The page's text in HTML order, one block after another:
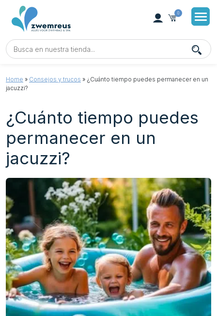
0
Home » Consejos y trucos » ¿Cuánto tiempo puedes permanecer en un
jacuzzi?
¿Cuánto tiempo puedes
permanecer en un
jacuzzi?